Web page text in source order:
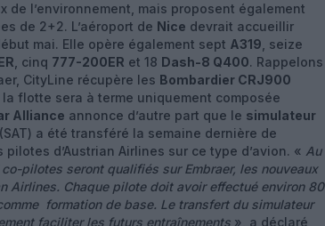
de l’environnement, mais proposent également
de 2+2. L’aéroport de Nice devrait accueillir
mai. Elle opère également sept A319 , seize
, cinq 777-200ER et 18 Dash-8 Q400. Rappelons
CityLine récupère les Bombardier CRJ900
la flotte sera à terme uniquement composée
Alliance annonce d’autre part que le simulateur
a été transféré la semaine dernière de
d’Austrian Airlines sur ce type d’avion. « Au
pilotes seront qualifiés sur Embraer, les nouveaux
Airlines. Chaque pilote doit avoir effectué environ 80
formation de base. Le transfert du simulateur
faciliter les futurs entraînements », a déclaré